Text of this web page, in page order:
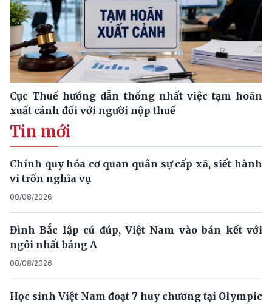
Cục Thuế hướng dẫn thống nhất việc tạm hoãn
xuất cảnh đối với người nộp thuế
Tin mới
Chính quy hóa cơ quan quân sự cấp xã, siết hành
vi trốn nghĩa vụ
08/08/2026
Đình Bắc lập cú đúp, Việt Nam vào bán kết với
ngôi nhất bảng A
08/08/2026
Học sinh Việt Nam đoạt 7 huy chương tại Olympic